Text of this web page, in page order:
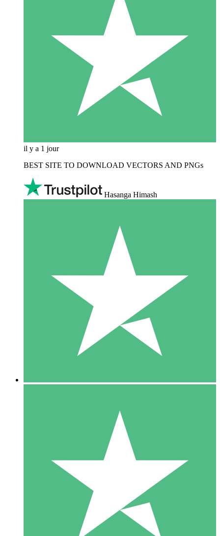
il y a 1 jour
BEST SITE TO DOWNLOAD VECTORS AND PNGs
Hasanga Himash